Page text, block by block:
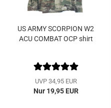
US ARMY SCORPION W2
ACU COMBAT OCP shirt
UVP 34,95 EUR
Nur 19,95 EUR